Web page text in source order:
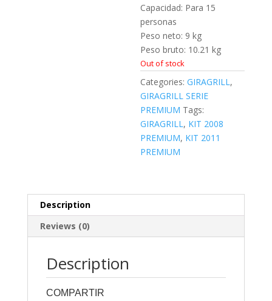
Capacidad: Para 15
personas
Peso neto: 9 kg
Peso bruto: 10.21 kg
Out of stock
Categories:GIRAGRILL,
GIRAGRILL SERIE
PREMIUM Tags:
GIRAGRILL, KIT 2008
PREMIUM, KIT 2011
PREMIUM
Description
Reviews (0)
Description
COMPARTIR